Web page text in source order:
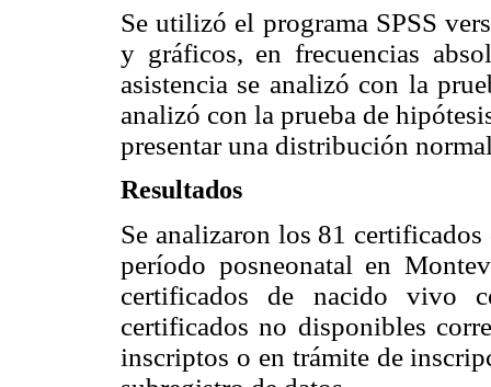
Se utilizó el programa SPSS
y gráficos, en frecuencias
asistencia se analizó con la
analizó con la prueba de
presentar una distribución
Resultados
Se analizaron los 81
período posneonatal en
certificados de nacido vivo
certificados no disponibles
inscriptos o en trámite de